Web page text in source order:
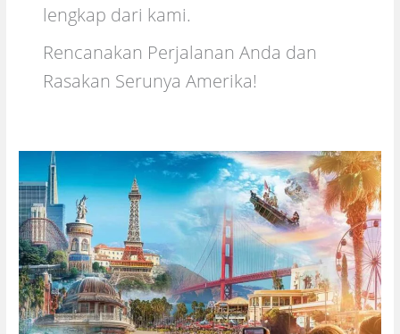
lengkap dari kami.
Rencanakan Perjalanan Anda dan
Rasakan Serunya Amerika!